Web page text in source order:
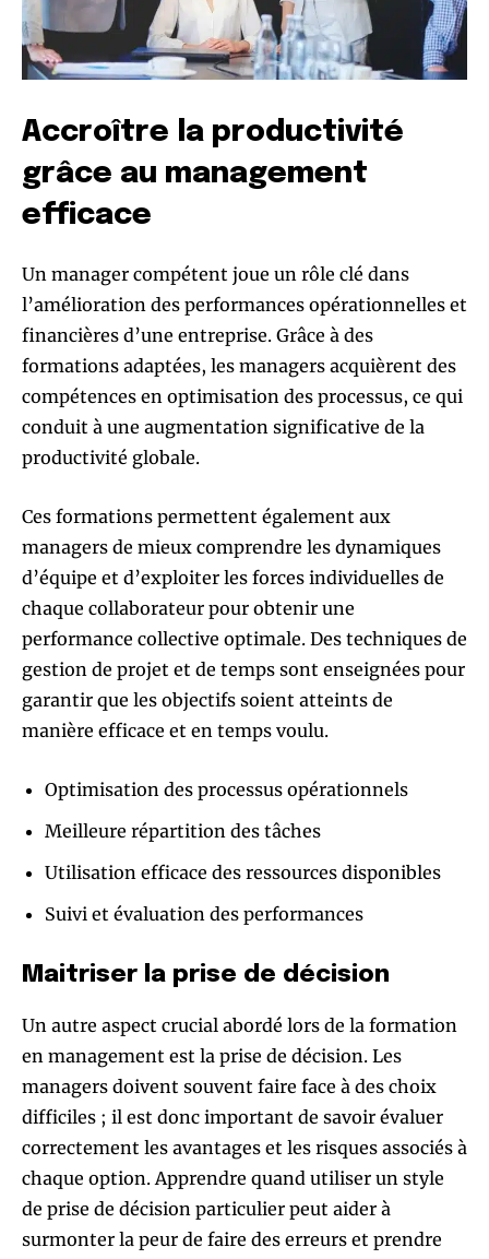
Accroître la productivité
grâce au management
efficace
Un manager compétent joue un rôle clé dans
l’amélioration des performances opérationnelles et
financières d’une entreprise. Grâce à des
formations adaptées, les managers acquièrent des
compétences en optimisation des processus, ce qui
conduit à une augmentation significative de la
productivité globale.
Ces formations permettent également aux
managers de mieux comprendre les dynamiques
d’équipe et d’exploiter les forces individuelles de
chaque collaborateur pour obtenir une
performance collective optimale. Des techniques de
gestion de projet et de temps sont enseignées pour
garantir que les objectifs soient atteints de
manière efficace et en temps voulu.
Optimisation des processus opérationnels
Meilleure répartition des tâches
Utilisation efficace des ressources disponibles
Suivi et évaluation des performances
Maitriser la prise de décision
Un autre aspect crucial abordé lors de la formation
en management est la prise de décision. Les
managers doivent souvent faire face à des choix
difficiles ; il est donc important de savoir évaluer
correctement les avantages et les risques associés à
chaque option. Apprendre quand utiliser un style
de prise de décision particulier peut aider à
surmonter la peur de faire des erreurs et prendre